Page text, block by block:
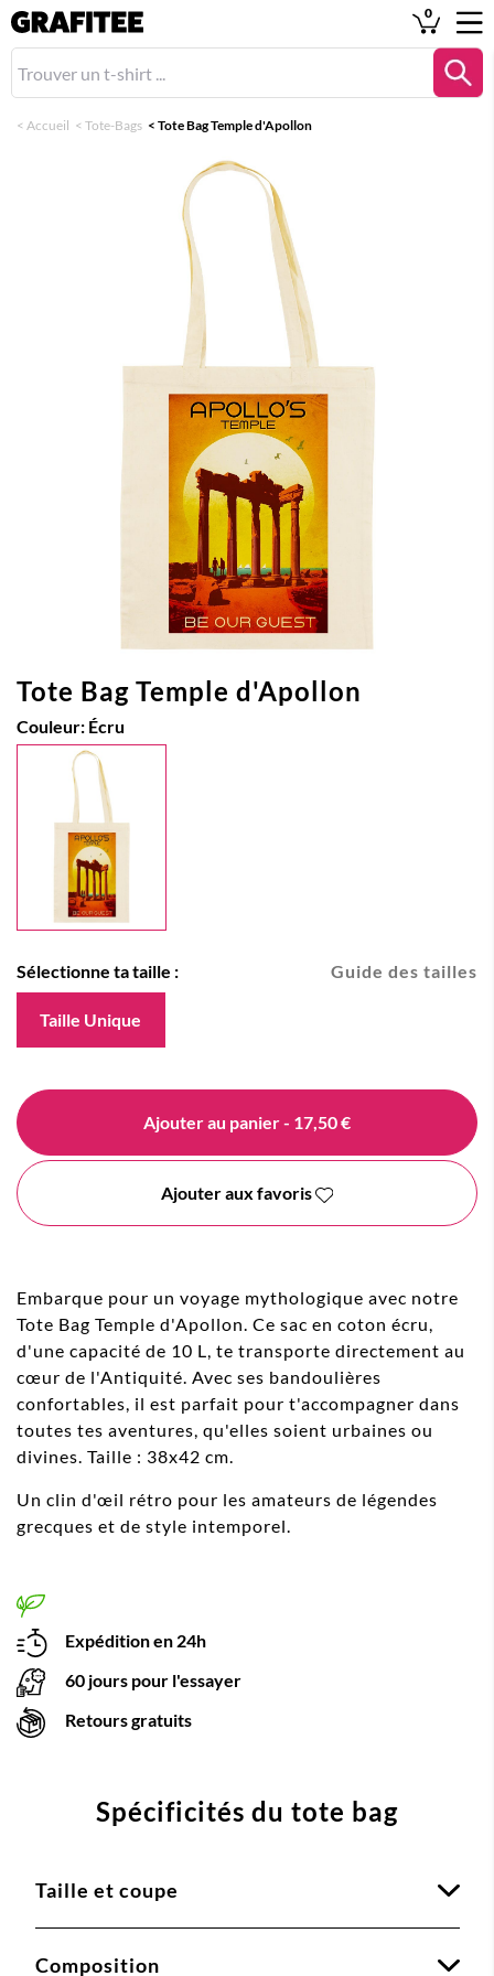
0
< Accueil < Tote-Bags < Tote Bag Temple d'Apollon
Tote Bag Temple d'Apollon
Couleur: Écru
Guide des tailles
Sélectionne ta taille :
Taille Unique
Ajouter au panier- 17,50 €
Ajouter aux favoris
Embarque pour un voyage mythologique avec notre
Tote Bag Temple d'Apollon. Ce sac en coton écru,
d'une capacité de 10 L, te transporte directement au
cœur de l'Antiquité. Avec ses bandoulières
confortables, il est parfait pour t'accompagner dans
toutes tes aventures, qu'elles soient urbaines ou
divines. Taille : 38x42 cm.
Un clin d'œil rétro pour les amateurs de légendes
grecques et de style intemporel.
Expédition en 24h
60 jours pour l'essayer
Retours gratuits
Spécificités du tote bag
Taille et coupe
Composition